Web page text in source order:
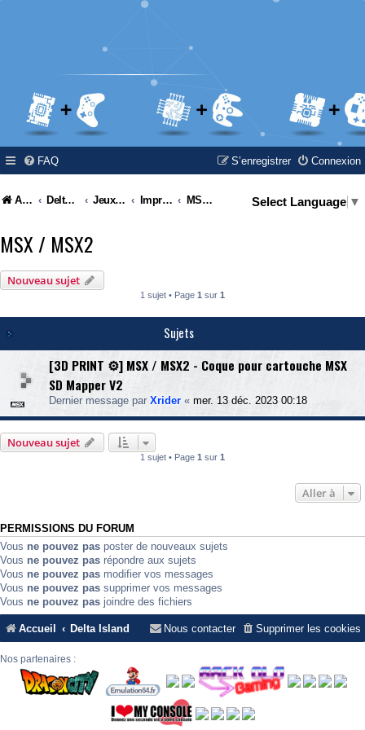
FAQ Connexion
S’enregistrer
Accueil Delta Island Jeux Video Impressions 3D MSX / MSX2 Select Language ▼
MSX / MSX2
Nouveau sujet
1 sujet • Page 1 sur 1
Sujets
[3D PRINT ⚙️] MSX / MSX2 - Coque pour cartouche MSX
SD Mapper V2
Dernier message par Xrider « mer. 13 déc. 2023 00:18
Nouveau sujet
1 sujet • Page 1 sur 1
Aller à
PERMISSIONS DU FORUM
Vous ne pouvez pas poster de nouveaux sujets
Vous ne pouvez pas répondre aux sujets
Vous ne pouvez pas modifier vos messages
Vous ne pouvez pas supprimer vos messages
Vous ne pouvez pas joindre des fichiers
Accueil Delta Island Supprimer les cookies
Nous contacter
Nos partenaires :